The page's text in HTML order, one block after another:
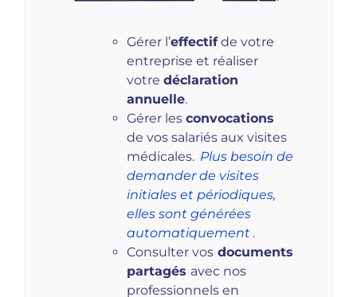
Gérer l’effectifde votre
entreprise et réaliser
votre déclaration
annuelle.
Gérer les convocations
de vos salariés aux visites
médicales. Plus besoin de
demander de visites
initiales et périodiques,
elles sont générées
automatiquement .
Consulter vosdocuments
partagés avec nos
professionnels en